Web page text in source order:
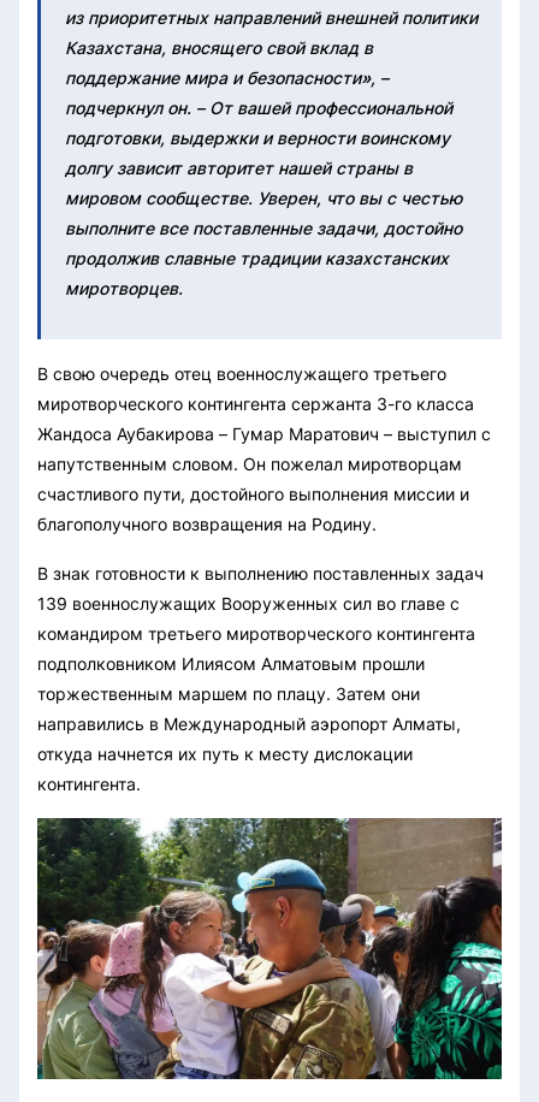
из приоритетных направлений внешней политики
Казахстана, вносящего свой вклад в
поддержание мира и безопасности», –
подчеркнул он. – От вашей профессиональной
подготовки, выдержки и верности воинскому
долгу зависит авторитет нашей страны в
мировом сообществе. Уверен, что вы с честью
выполните все поставленные задачи, достойно
продолжив славные традиции казахстанских
миротворцев.
В свою очередь отец военнослужащего третьего
миротворческого контингента сержанта 3-го класса
Жандоса Аубакирова – Гумар Маратович – выступил с
напутственным словом. Он пожелал миротворцам
счастливого пути, достойного выполнения миссии и
благополучного возвращения на Родину.
В знак готовности к выполнению поставленных задач
139 военнослужащих Вооруженных сил во главе с
командиром третьего миротворческого контингента
подполковником Илиясом Алматовым прошли
торжественным маршем по плацу. Затем они
направились в Международный аэропорт Алматы,
откуда начнется их путь к месту дислокации
контингента.